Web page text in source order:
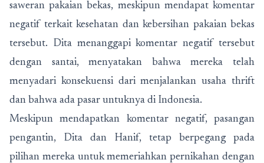
saweran pakaian bekas, meskipun mendapat komentar
negatif terkait kesehatan dan kebersihan pakaian bekas
tersebut. Dita menanggapi komentar negatif tersebut
dengan santai, menyatakan bahwa mereka telah
menyadari konsekuensi dari menjalankan usaha thrift
dan bahwa ada pasar untuknya di Indonesia.
Meskipun mendapatkan komentar negatif, pasangan
pengantin, Dita dan Hanif, tetap berpegang pada
pilihan mereka untuk memeriahkan pernikahan dengan